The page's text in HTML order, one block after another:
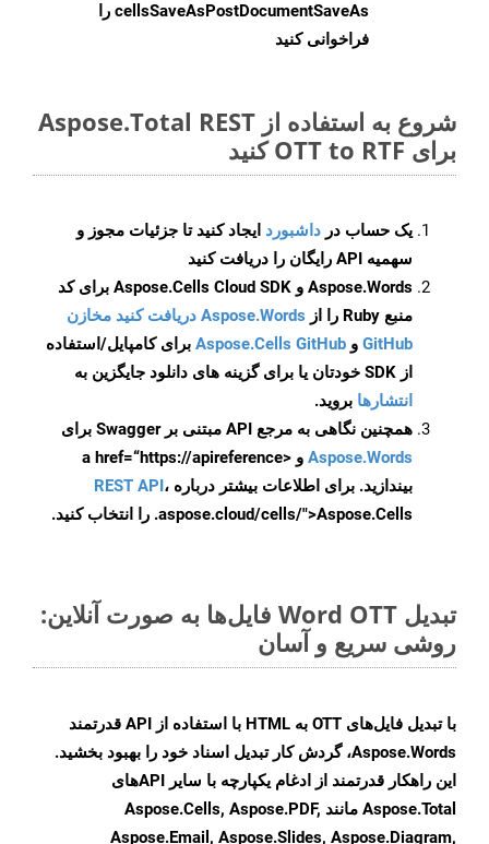
cellsSaveAsPostDocumentSaveAs را
فراخوانی کنید
شروع به استفاده از Aspose.Total REST
برای OTT to RTF کنید
یک حساب در داشبورد ایجاد کنید تا جزئیات مجوز و
سهمیه API رایگان را دریافت کنید
Aspose.Words و Aspose.Cells Cloud SDK برای کد
منبع Ruby را از
Aspose.Words دریافت کنید مخازن
GitHub و Aspose.Cells GitHub برای کامپایل/استفاده
از SDK خودتان یا برای گزینه های دانلود جایگزین به
انتشارها بروید.
همچنین نگاهی به مرجع API مبتنی بر Swagger برای
Aspose.Words
و <a href=“https://apireference
بیندازید. برای اطلاعات بیشتر درباره REST API،
.aspose.cloud/cells/">Aspose.Cells را انتخاب کنید.
تبدیل Word OTT فایل‌ها به صورت آنلاین:
روشی سریع و آسان
با تبدیل فایل‌های OTT به HTML با استفاده از API قدرتمند
Aspose.Words، گردش کار تبدیل اسناد خود را بهبود بخشید.
این راهکار قدرتمند از ادغام یکپارچه با سایر APIهای
Aspose.Total مانند Aspose.Cells, Aspose.PDF,
Aspose.Email, Aspose.Slides, Aspose.Diagram,